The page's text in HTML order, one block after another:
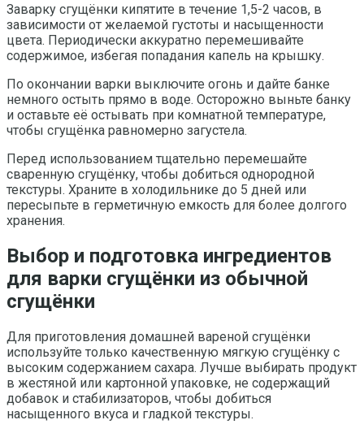
Заварку сгущёнки кипятите в течение 1,5-2 часов, в
зависимости от желаемой густоты и насыщенности
цвета. Периодически аккуратно перемешивайте
содержимое, избегая попадания капель на крышку.
По окончании варки выключите огонь и дайте банке
немного остыть прямо в воде. Осторожно выньте банку
и оставьте её остывать при комнатной температуре,
чтобы сгущёнка равномерно загустела.
Перед использованием тщательно перемешайте
сваренную сгущёнку, чтобы добиться однородной
текстуры. Храните в холодильнике до 5 дней или
пересыпьте в герметичную емкость для более долгого
хранения.
Выбор и подготовка ингредиентов
для варки сгущёнки из обычной
сгущёнки
Для приготовления домашней вареной сгущёнки
используйте только качественную мягкую сгущёнку с
высоким содержанием сахара. Лучше выбирать продукт
в жестяной или картонной упаковке, не содержащий
добавок и стабилизаторов, чтобы добиться
насыщенного вкуса и гладкой текстуры.